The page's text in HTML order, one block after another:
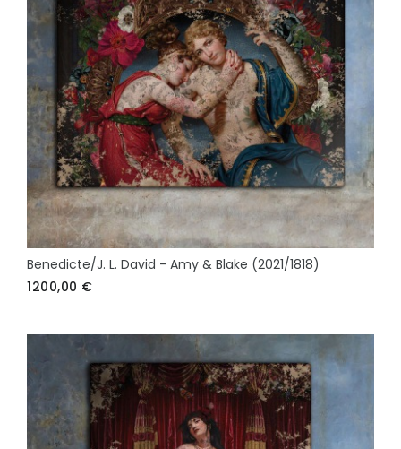
Benedicte/J. L. David - Amy & Blake (2021/1818)
1200,00 €